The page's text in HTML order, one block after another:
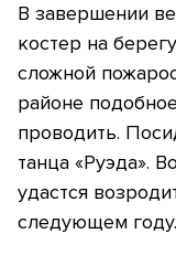
В завершении
костер на
сложной
районе
проводить.
танца «Руэда».
удастся
следующем году.